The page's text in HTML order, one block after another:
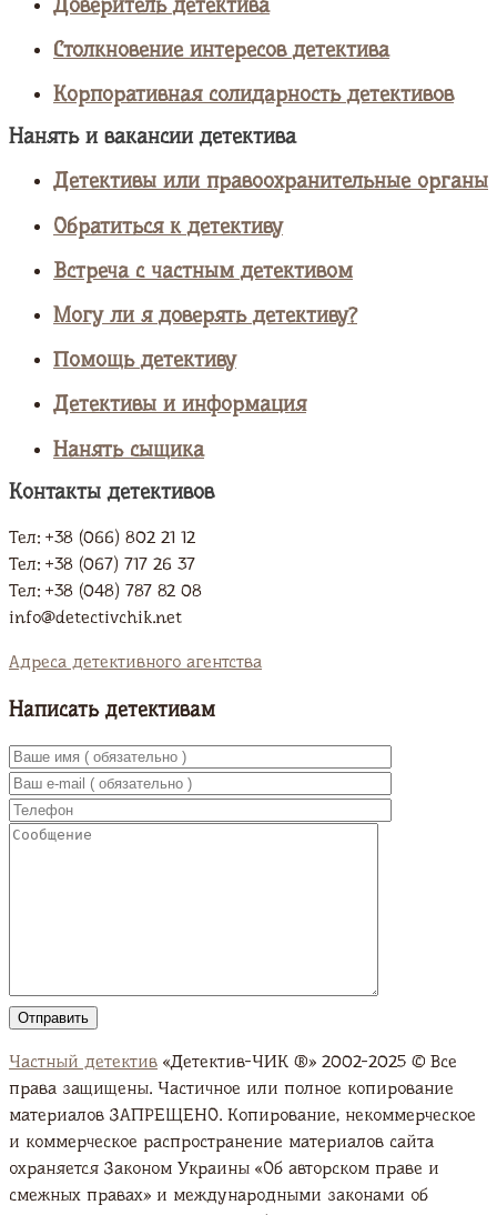
Доверитель детектива
Столкновение интересов детектива
Корпоративная солидарность детективов
Нанять и вакансии детектива
Детективы или правоохранительные органы
Обратиться к детективу
Встреча с частным детективом
Могу ли я доверять детективу?
Помощь детективу
Детективы и информация
Нанять сыщика
Контакты детективов
Тел: +38 (066) 802 21 12
Тел: +38 (067) 717 26 37
Тел: +38 (048) 787 82 08
info@detectivchik.net
Адреса детективного агентства
Написать детективам
Частный детектив «Детектив-ЧИК ®» 2002-2025 © Все
права защищены. Частичное или полное копирование
материалов ЗАПРЕЩЕНО. Копирование, некоммерческое
и коммерческое распространение материалов сайта
охраняется Законом Украины «Об авторском праве и
смежных правах» и международными законами об